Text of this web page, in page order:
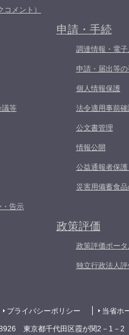
メント）
議等
・告示
申請・手続
調達情報・電
申請・届出等
個人情報保護
法令適用事前
公文書管理
情報公開
公益通報者保
災害用備蓄食
政策評価
政策評価ポータ
独立行政法人
プライバシーポリシー 当省ホ
東京都千代田区霞が関2－1－2